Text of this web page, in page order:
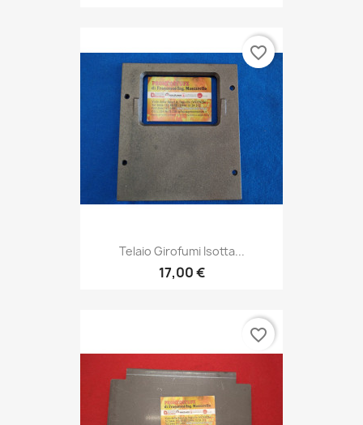
Telaio Girofumi Isotta...
17,00 €
favorite_border
favorite_border